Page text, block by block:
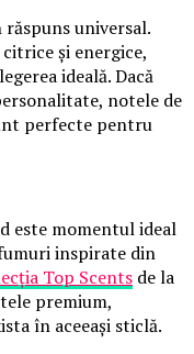
răspuns universal.
și energice,
ideală. Dacă
notele de
perfecte pentru
este momentul ideal
inspirate din
Top Scents de la
premium,
în aceeași sticlă.